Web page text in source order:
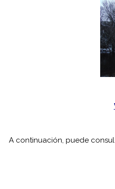
A continuación, puede